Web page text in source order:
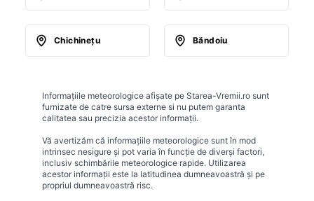
Chichineţu Băndoiu
Informațiile meteorologice afișate pe Starea-Vremii.ro sunt
furnizate de catre sursa externe si nu putem garanta
calitatea sau precizia acestor informații.
Vă avertizăm că informațiile meteorologice sunt în mod
intrinsec nesigure și pot varia în funcție de diverși factori,
inclusiv schimbările meteorologice rapide. Utilizarea
acestor informații este la latitudinea dumneavoastră și pe
propriul dumneavoastră risc.